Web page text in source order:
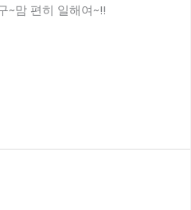
~맘 편히 일해여~!!